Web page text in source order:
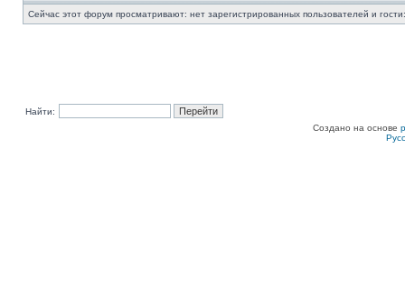
Сейчас этот форум просматривают: нет зарегистрированных пользователей и
Найти:
Создано на основе